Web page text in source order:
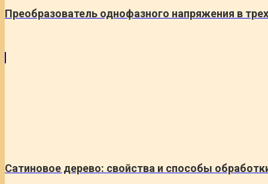
Преобразователь однофазного напряжения в
Сатиновое дерево: свойства и способы